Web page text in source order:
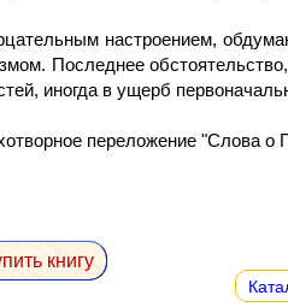
настроением,
Последнее
иногда в ущерб
переложение "Слова
книгу